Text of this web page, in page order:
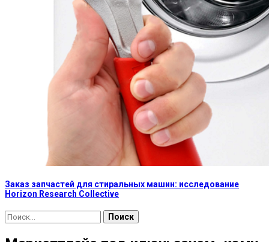
Заказ запчастей для стиральных машин: исследование
Horizon Research Collective
Найти: